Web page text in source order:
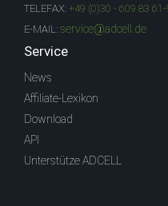
TELEFAX: +49 (0)30 - 609 83 61-
E-MAIL: service@adcell.de
Service
News
Affiliate-Lexikon
Download
API
Unterstütze ADCELL